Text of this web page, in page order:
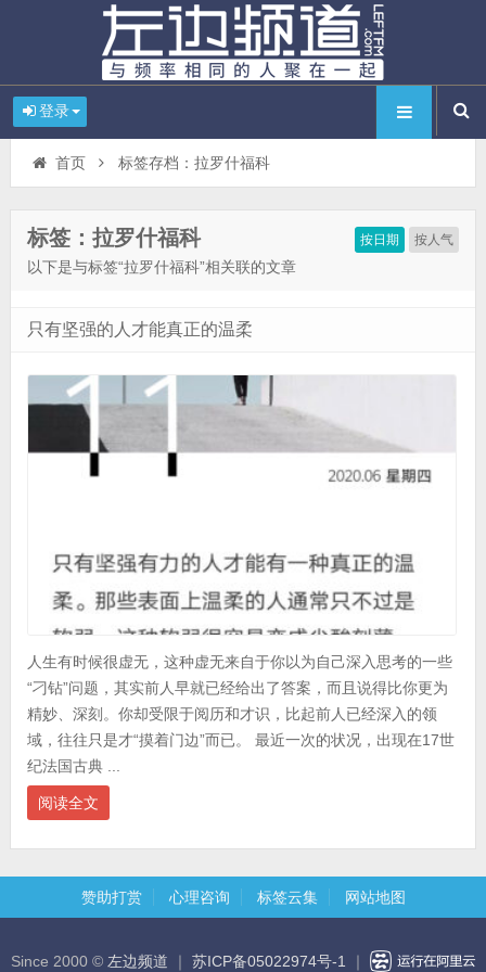
登录
首页 标签存档：拉罗什福科
按日期 按人气
标签：拉罗什福科
以下是与标签“拉罗什福科”相关联的文章
只有坚强的人才能真正的温柔
人生有时候很虚无，这种虚无来自于你以为自己深入思考的一些
“刁钻”问题，其实前人早就已经给出了答案，而且说得比你更为
精妙、深刻。你却受限于阅历和才识，比起前人已经深入的领
域，往往只是才“摸着门边”而已。 最近一次的状况，出现在17世
纪法国古典 ...
阅读全文
赞助打赏 心理咨询 标签云集 网站地图
Since 2000 © 左边频道 ｜ 苏ICP备05022974号-1 ｜